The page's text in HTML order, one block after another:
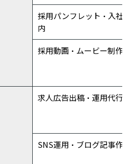
採用パンフレット・入社案
内
採用動画・ムービー制作
求人広告出稿・運用代行
SNS運用・ブログ記事作成